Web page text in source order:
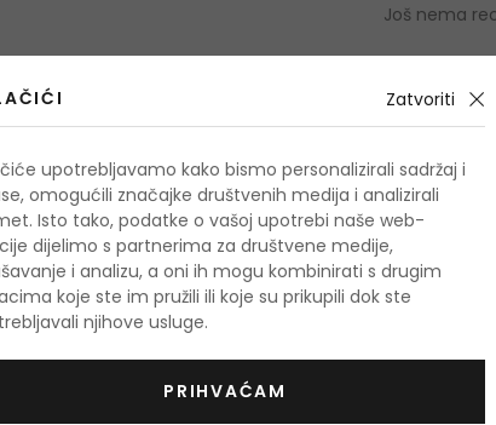
Još nema
Podaci
-10%. KOD: OUTLET10
Zatvoriti
upotrebljavamo kako bismo personalizirali sadržaj i
omogućili značajke društvenih medija i analizirali
Isto tako, podatke o vašoj upotrebi naše web-
dijelimo s partnerima za društvene medije,
i analizu, a oni ih mogu kombinirati s drugim
koje ste im pružili ili koje su prikupili dok ste
njihove usluge.
PRIHVAĆAM